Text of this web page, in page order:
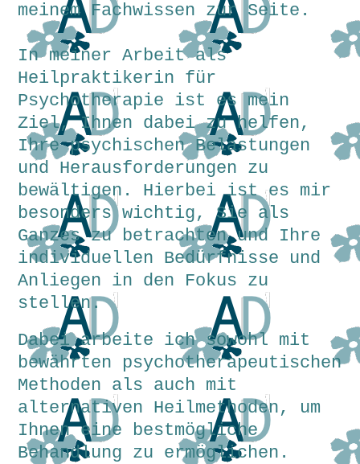
meinem Fachwissen zur Seite.
In meiner Arbeit als
Heilpraktikerin für
Psychotherapie ist es mein
Ziel, Ihnen dabei zu helfen,
Ihre psychischen Belastungen
und Herausforderungen zu
bewältigen. Hierbei ist es mir
besonders wichtig, Sie als
Ganzes zu betrachten und Ihre
individuellen Bedürfnisse und
Anliegen in den Fokus zu
stellen.
Dabei arbeite ich sowohl mit
bewährten psychotherapeutischen
Methoden als auch mit
alternativen Heilmethoden, um
Ihnen eine bestmögliche
Behandlung zu ermöglichen.